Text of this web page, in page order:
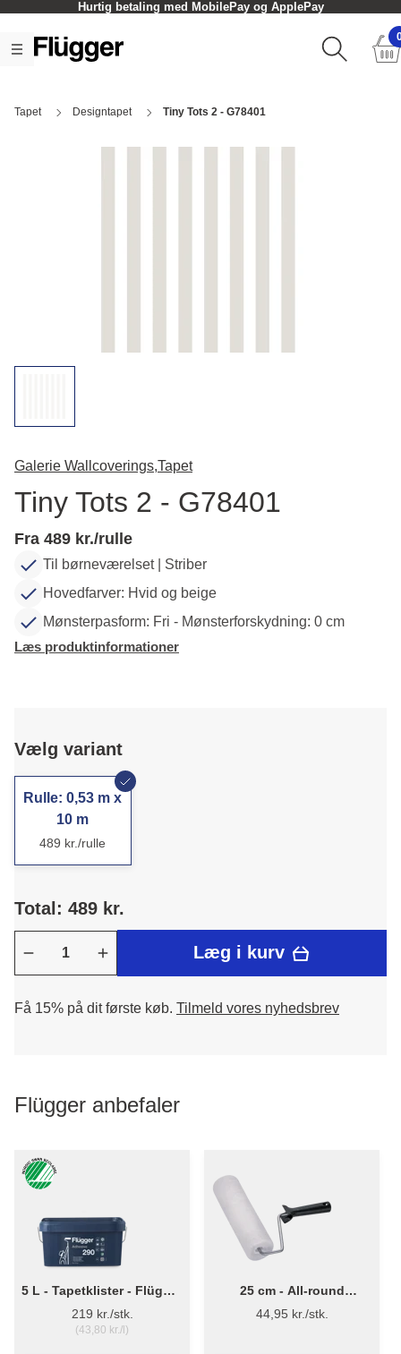
Hurtig betaling med MobilePay og ApplePay
Tapet Designtapet Tiny Tots 2 - G78401
Galerie Wallcoverings,Tapet
Tiny Tots 2 - G78401
Fra 489 kr./rulle
Til børneværelset | Striber
Hovedfarver: Hvid og beige
Mønsterpasform: Fri - Mønsterforskydning: 0 cm
Læs produktinformationer
Vælg variant
Rulle: 0,53 m x
10 m
489 kr./rulle
Total: 489 kr.
Læg i kurv
Få 15% på dit første køb. Tilmeld vores nyhedsbrev
Flügger anbefaler
5 L - Tapetklister - Flügger
Adhesive 290
219 kr./stk.
(43,80 kr./l)
25 cm - All-round
Malerrulle m/skaft
44,95 kr./stk.